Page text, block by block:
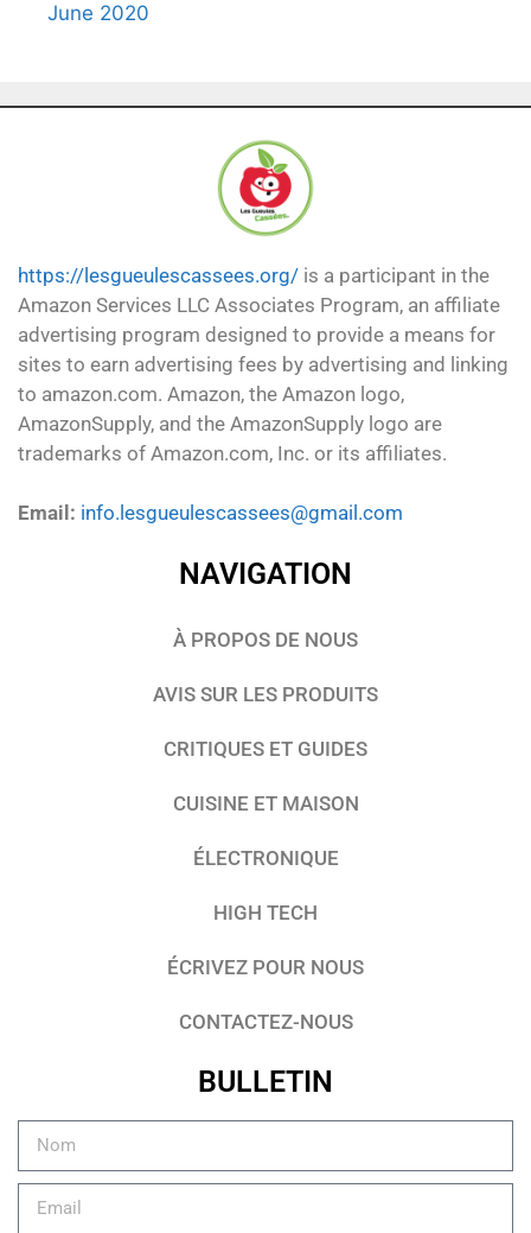
June 2020
https://lesgueulescassees.org/ is a participant in the
Amazon Services LLC Associates Program, an affiliate
advertising program designed to provide a means for
sites to earn advertising fees by advertising and linking
to amazon.com. Amazon, the Amazon logo,
AmazonSupply, and the AmazonSupply logo are
trademarks of Amazon.com, Inc. or its affiliates.
Email: info.lesgueulescassees@gmail.com
NAVIGATION
À PROPOS DE NOUS
AVIS SUR LES PRODUITS
CRITIQUES ET GUIDES
CUISINE ET MAISON
ÉLECTRONIQUE
HIGH TECH
ÉCRIVEZ POUR NOUS
CONTACTEZ-NOUS
BULLETIN